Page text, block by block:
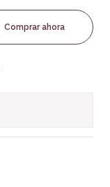
Comprar ahora